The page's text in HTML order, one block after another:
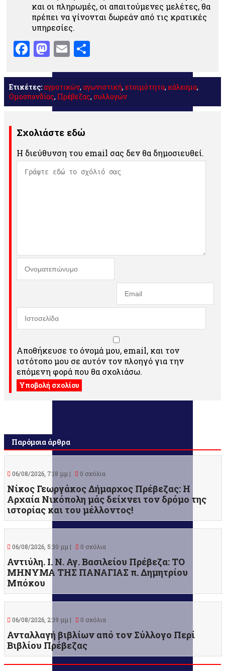
και οι πληρωμές, οι απαιτούμενες μελέτες, θα
πρέπει να γίνονται δωρεάν από τις κρατικές
υπηρεσίες.
Facebook
Mastodon
Email
Ετικέτες:αγροτικών, αγωνιστική, ετοιμότητα, κάλεσμα,
Ομοσπονδίας, Πρέβεζας, συλλογών
Σχολιάστε εδώ
Η διεύθυνση του email σας δεν θα δημοσιευθεί.
Αποθήκευσε το όνομά μου, email, και τον
ιστότοπο μου σε αυτόν τον πλοηγό για την
επόμενη φορά που θα σχολιάσω.
Παρόμοια άρθρα
06/08/2026, 7:18 μμ | 0 σχόλια
Νίκος Γεωργάκος Δήμαρχος Πρέβεζας: Η
Αρχαία Νικόπολη μάς δείχνει τον δρόμο της
ιστορίας και του μέλλοντος!
06/08/2026, 5:30 μμ | 0 σχόλια
Αντιύλη. Ι. Ν. Αγ. Βασιλείου Πρέβεζα: ΤΟ
ΜΗΝΥΜΑ ΤΗΣ ΠΑΝΑΓΙΑΣ π. Δημητρίου
Μπόκου
06/08/2026, 2:39 μμ | 0 σχόλια
Ανταλλαγή βιβλίων από τον Σύλλογο Περί
Βιβλίου Πρέβεζας